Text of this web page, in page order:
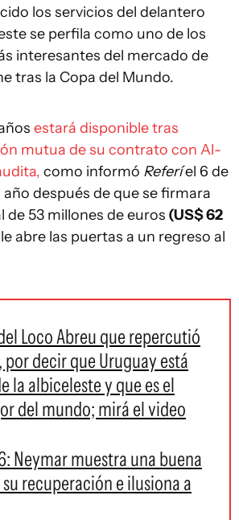
los servicios del delantero
se perfila como uno de los
interesantes del mercado de
tras la Copa del Mundo.
estará disponible tras
mutua de su contrato con Al-
como informó Referíel 6 de
después de que se firmara
de 53 millones de euros (US$ 62
abre las puertas a un regreso al
Loco Abreu que repercutió
por decir que Uruguay está
la albiceleste y que es el
del mundo; mirá el video
Neymar muestra una buena
recuperación e ilusiona a